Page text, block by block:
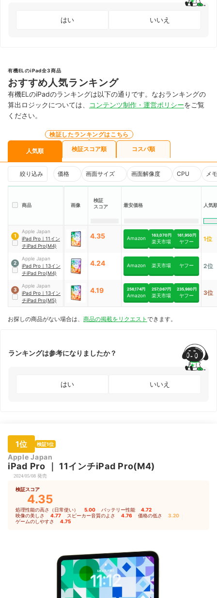
はい いいえ
有機ELのiPad全3商品
おすすめ人気ランキング
有機ELのiPadのランキングは以下の通りです。なおランキングの
算出ロジックについては、
コンテンツ制作・運営ポリシーをご覧
ください。
人気順
検証したランキングはこちら
検証スコア順 コスパ順
絞り込み 価格 画面サイズ 画面解像度 CPU メ
商品 画像
検証
スコア
最安価格 人気
1
Apple Japan
iPad Pro ｜ 11イン
チiPad Pro(M4)
4.35 Amazon 163,070円
楽天市場
161,950円
ヤフー 1位
2
Apple Japan
iPad Pro ｜ 13イン
チiPad Pro(M4)
4.24 Amazon 楽天市場 ヤフー 2位
3
Apple Japan
iPad Pro ｜ 13イン
チiPad Pro(M5)
4.19 256,174円
Amazon
257,067円
楽天市場
235,980円
ヤフー 3位
お探しの商品がない場合は、 商品の掲載をリクエスト できます。
ランキングは参考になりましたか？
はい いいえ
1位 検証1位
Apple Japan
iPad Pro ｜ 11インチiPad Pro(M4)
2024/05/08 発売
検証スコア
4.35
処理性能の高さ（日常使い） 5.00 バッテリー性能 4.72
映像の美しさ 4.77 スピーカー音質のよさ 4.76 価格の低さ 3.20
ゲームのしやすさ 4.75